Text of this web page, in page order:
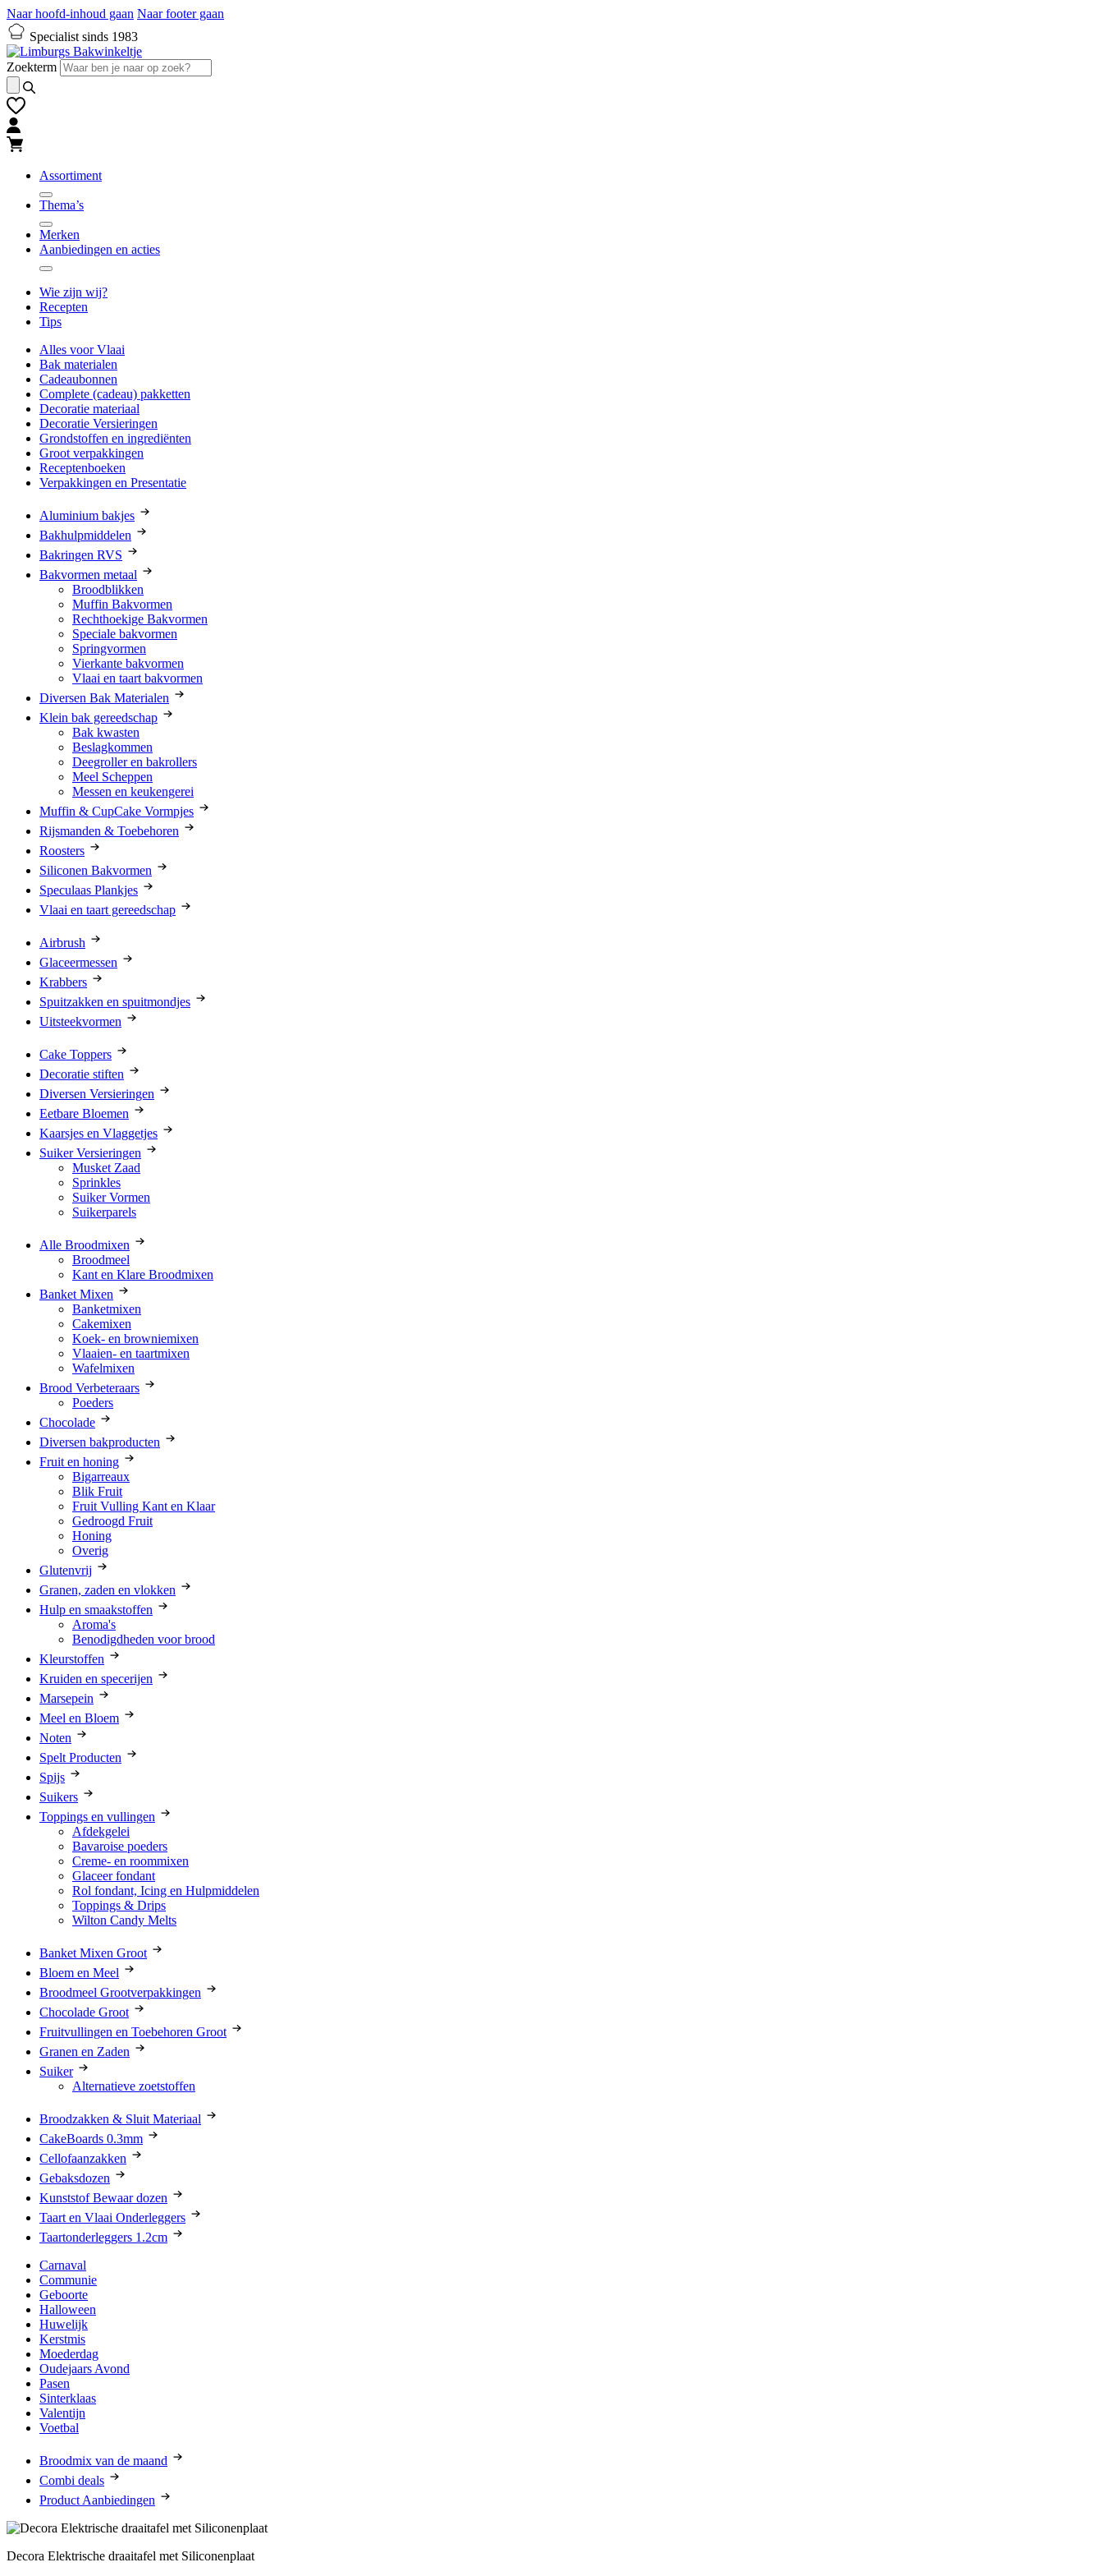
Naar hoofd-inhoud gaan Naar footer gaan
Specialist sinds 1983
Zoekterm
Assortiment
Thema’s
Merken
Aanbiedingen en acties
Wie zijn wij?
Recepten
Tips
Alles voor Vlaai
Bak materialen
Cadeaubonnen
Complete (cadeau) pakketten
Decoratie materiaal
Decoratie Versieringen
Grondstoffen en ingrediënten
Groot verpakkingen
Receptenboeken
Verpakkingen en Presentatie
Aluminium bakjes
Bakhulpmiddelen
Bakringen RVS
Bakvormen metaal
Broodblikken
Muffin Bakvormen
Rechthoekige Bakvormen
Speciale bakvormen
Springvormen
Vierkante bakvormen
Vlaai en taart bakvormen
Diversen Bak Materialen
Klein bak gereedschap
Bak kwasten
Beslagkommen
Deegroller en bakrollers
Meel Scheppen
Messen en keukengerei
Muffin & CupCake Vormpjes
Rijsmanden & Toebehoren
Roosters
Siliconen Bakvormen
Speculaas Plankjes
Vlaai en taart gereedschap
Airbrush
Glaceermessen
Krabbers
Spuitzakken en spuitmondjes
Uitsteekvormen
Cake Toppers
Decoratie stiften
Diversen Versieringen
Eetbare Bloemen
Kaarsjes en Vlaggetjes
Suiker Versieringen
Musket Zaad
Sprinkles
Suiker Vormen
Suikerparels
Alle Broodmixen
Broodmeel
Kant en Klare Broodmixen
Banket Mixen
Banketmixen
Cakemixen
Koek- en browniemixen
Vlaaien- en taartmixen
Wafelmixen
Brood Verbeteraars
Poeders
Chocolade
Diversen bakproducten
Fruit en honing
Bigarreaux
Blik Fruit
Fruit Vulling Kant en Klaar
Gedroogd Fruit
Honing
Overig
Glutenvrij
Granen, zaden en vlokken
Hulp en smaakstoffen
Aroma's
Benodigdheden voor brood
Kleurstoffen
Kruiden en specerijen
Marsepein
Meel en Bloem
Noten
Spelt Producten
Spijs
Suikers
Toppings en vullingen
Afdekgelei
Bavaroise poeders
Creme- en roommixen
Glaceer fondant
Rol fondant, Icing en Hulpmiddelen
Toppings & Drips
Wilton Candy Melts
Banket Mixen Groot
Bloem en Meel
Broodmeel Grootverpakkingen
Chocolade Groot
Fruitvullingen en Toebehoren Groot
Granen en Zaden
Suiker
Alternatieve zoetstoffen
Broodzakken & Sluit Materiaal
CakeBoards 0.3mm
Cellofaanzakken
Gebaksdozen
Kunststof Bewaar dozen
Taart en Vlaai Onderleggers
Taartonderleggers 1.2cm
Carnaval
Communie
Geboorte
Halloween
Huwelijk
Kerstmis
Moederdag
Oudejaars Avond
Pasen
Sinterklaas
Valentijn
Voetbal
Broodmix van de maand
Combi deals
Product Aanbiedingen
Decora Elektrische draaitafel met Siliconenplaat